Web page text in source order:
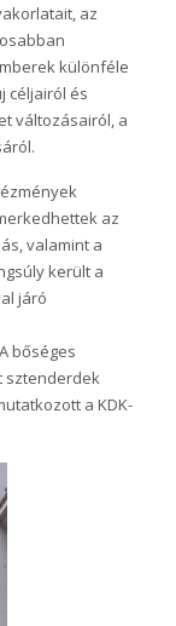
az
különféle
céljairól és
változásairól, a
az
valamint a
került a
járó
bőséges
sztenderdek
a KDK-